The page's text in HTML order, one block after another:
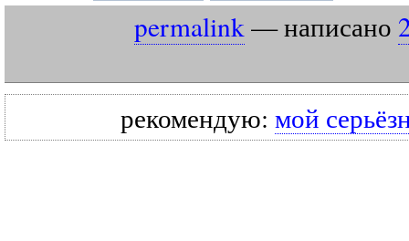
permalink— написано
рекомендую: мой